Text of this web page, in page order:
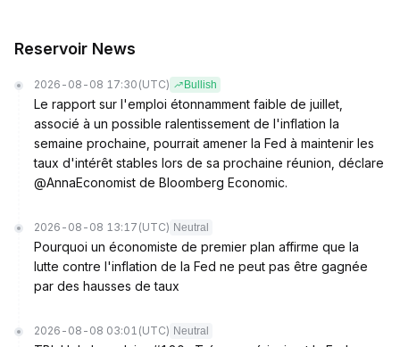
Reservoir News
2026-08-08 17:30 (UTC) Bullish
Le rapport sur l'emploi étonnamment faible de juillet,
associé à un possible ralentissement de l'inflation la
semaine prochaine, pourrait amener la Fed à maintenir les
taux d'intérêt stables lors de sa prochaine réunion, déclare
@AnnaEconomist de Bloomberg Economic.
2026-08-08 13:17 (UTC) Neutral
Pourquoi un économiste de premier plan affirme que la
lutte contre l'inflation de la Fed ne peut pas être gagnée
par des hausses de taux
2026-08-08 03:01 (UTC) Neutral